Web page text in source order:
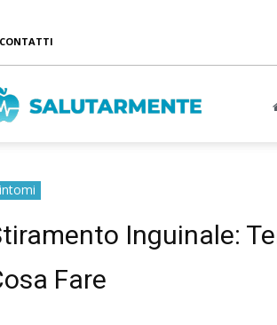
CONTATTI
Inguinale:
Fare